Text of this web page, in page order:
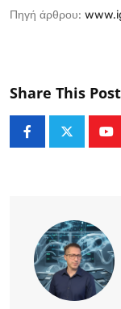
Πηγή άρθρου:
Share This